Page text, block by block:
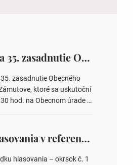
Pozvánka na 35. zasadnutie OZ v Zámutove
zasadnutie Obecného
ktoré sa uskutoční
hod. na Obecnom úrade v
3. Určenie volebných
poslancov obecných
poslancov obecných
Výsledky hlasovania v referende 2026
hlasovania – okrsok č. 1